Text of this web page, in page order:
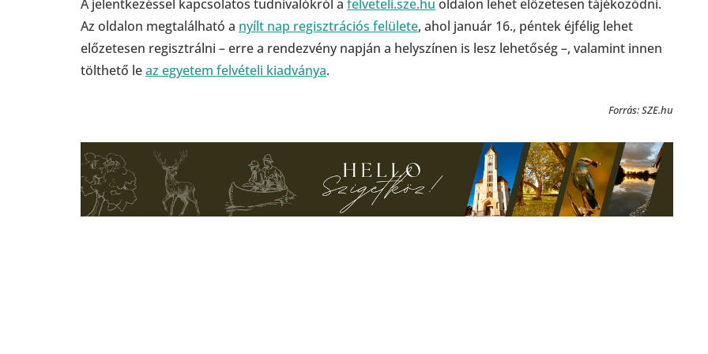
A jelentkezéssel kapcsolatos tudnivalókról a felveteli.sze.hu oldalon lehet előzetesen tájékozódni.
Az oldalon megtalálható a nyílt nap regisztrációs felülete, ahol január 16., péntek éjfélig lehet
előzetesen regisztrálni – erre a rendezvény napján a helyszínen is lesz lehetőség –, valamint innen
tölthető leaz egyetem felvételi kiadványa.
Forrás: SZE.hu